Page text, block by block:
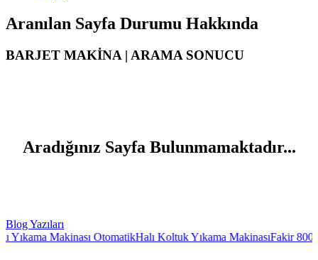
Aranılan Sayfa Durumu Hakkında
BARJET MAKİNA | ARAMA SONUCU
Aradığınız Sayfa Bulunmamaktadır...
Blog Yazıları
Yıkama Makinası OtomatikHalı Koltuk Yıkama MakinasıFakir 8000